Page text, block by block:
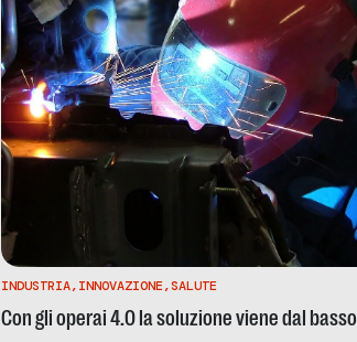
INDUSTRIA,INNOVAZIONE,SALUTE
Con gli operai 4.0 la soluzione viene dal basso